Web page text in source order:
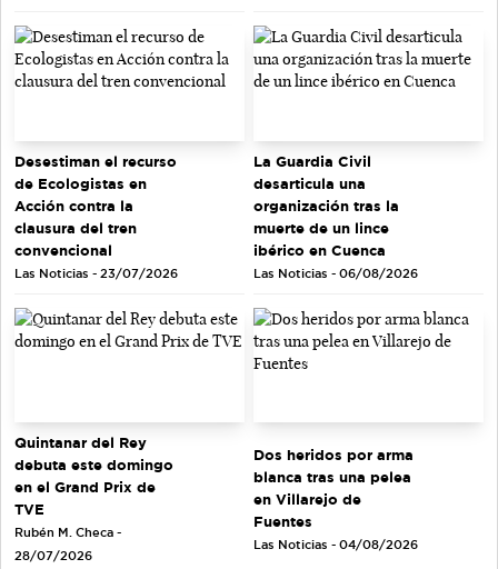
Desestiman el recurso
de Ecologistas en
Acción contra la
clausura del tren
convencional
Las Noticias - 23/07/2026
La Guardia Civil
desarticula una
organización tras la
muerte de un lince
ibérico en Cuenca
Las Noticias - 06/08/2026
Quintanar del Rey
debuta este domingo
en el Grand Prix de
TVE
Rubén M. Checa -
28/07/2026
Dos heridos por arma
blanca tras una pelea
en Villarejo de
Fuentes
Las Noticias - 04/08/2026